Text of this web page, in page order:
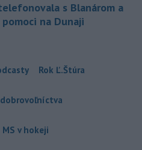
s Blanárom a
na Dunaji
Rok Ľ.Štúra
dobrovoľníctva
MS v hokeji